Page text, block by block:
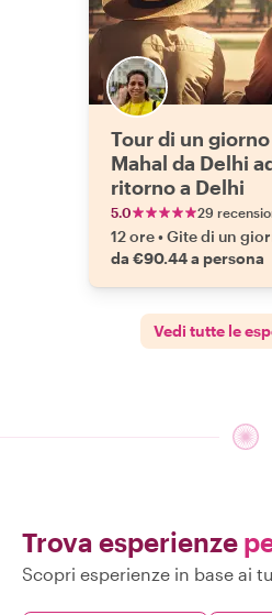
Tour di un giorno
Mahal da Delhi
ritorno a Delhi
5.0 29
12 ore•Gite di un
da €90.44 a persona
Vedi tutte le
Trova esperienze
Scopri esperienze in base ai